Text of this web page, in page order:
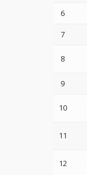
6
7
8
9
10
11
12